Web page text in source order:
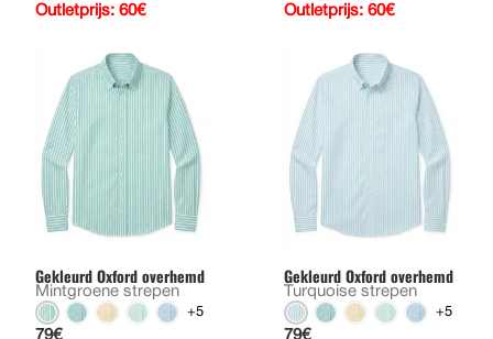
Outletprijs: 60€ Outletprijs: 60€
Gekleurd Oxford overhemd
Mintgroene strepen
+5
79€
Gekleurd Oxford overhemd
Turquoise strepen
+5
79€